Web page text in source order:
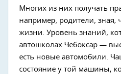
Многих из них получать
например, родители, зная,
жизни. Уровень знаний,
автошколах Чебоксар —
есть новые автомобили.
состояние у той машины,